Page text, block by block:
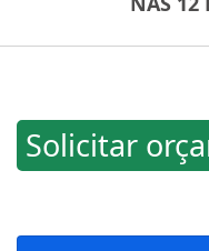
Solicitar